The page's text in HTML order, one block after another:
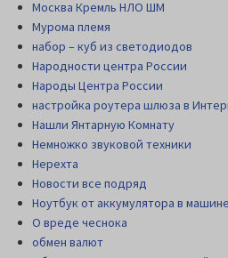
Москва Кремль НЛО ШМ
Мурома племя
набор – куб из светодиодов
Народности центра России
Народы Центра России
настройка роутера шлюза в
Нашли Янтарную Комнату
Немножко звуковой техники
Нерехта
Новости все подряд
Ноутбук от аккумулятора в
О вреде чеснока
обмен валют